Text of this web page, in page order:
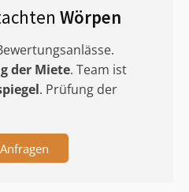
Wörpen
der Miete. Team ist
. Prüfung der
Anfragen